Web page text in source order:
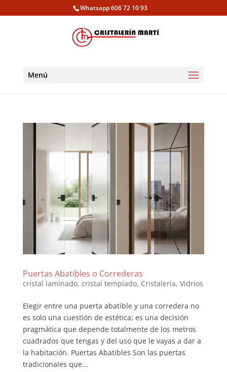
Whatsapp 606 72 10 93
Menú
Puertas Abatibles o Correderas
cristal laminado, cristal templado, Cristalería, Vidrios
Elegir entre una puerta abatible y una corredera no
es solo una cuestión de estética; es una decisión
pragmática que depende totalmente de los metros
cuadrados que tengas y del uso que le vayas a dar a
la habitación. Puertas Abatibles Son las puertas
tradicionales que...